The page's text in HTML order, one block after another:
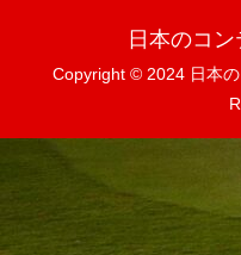
日本のコ
Copyright © 2024 日本